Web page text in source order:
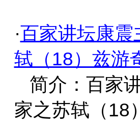
·百家讲坛康震
轼（18）兹游
简介：百家
家之苏轼（18